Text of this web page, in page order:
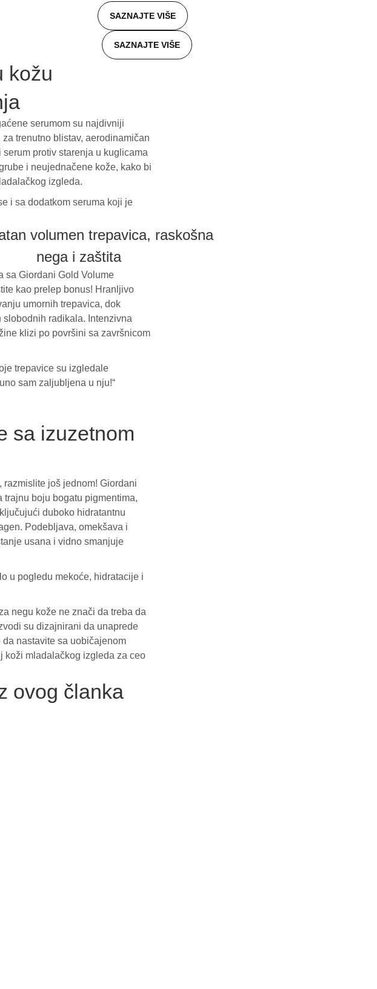
SAZNAJTE VIŠE
SAZNAJTE VIŠE
kožu
serumom su najdivniji
trenutno blistav, aerodinamičan
protiv starenja u kuglicama
i neujednačene kože, kako bi
izgleda.
i sa dodatkom seruma koji je
volumen trepavica, raskošna
nega i zaštita
sa Giordani Gold Volume
kao prelep bonus! Hranljivo
umornih trepavica, dok
radikala. Intenzivna
klizi po površini sa završnicom
trepavice su izgledale
sam zaljubljena u nju!“
sa izuzetnom
još jednom! Giordani
trajnu boju bogatu pigmentima,
duboko hidratantnu
Podebljava, omekšava i
usana i vidno smanjuje
u pogledu mekoće, hidratacije i
negu kože ne znači da treba da
su dizajnirani da unaprede
nastavite sa uobičajenom
koži mladalačkog izgleda za ceo
ovog članka